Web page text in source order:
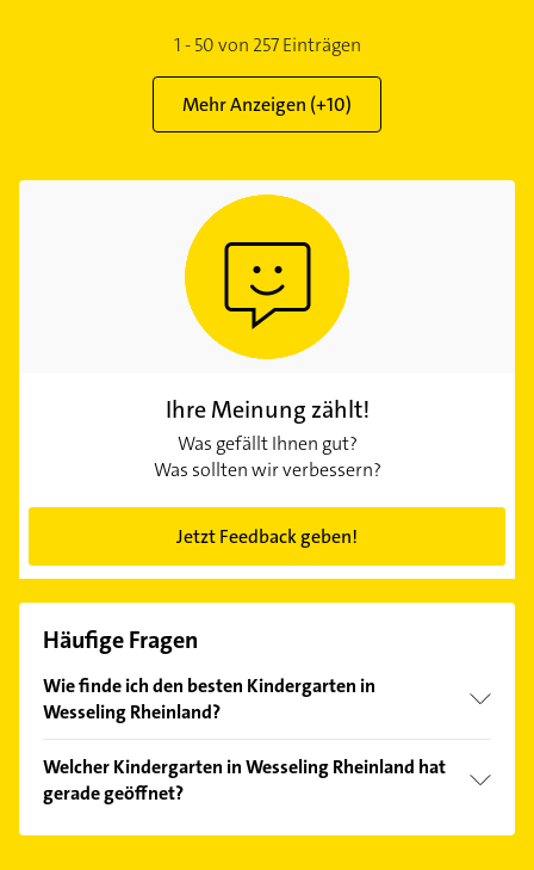
1-50von 257Einträgen
Mehr Anzeigen (+10)
Ihre Meinung zählt!
Was gefällt Ihnen gut?
Was sollten wir verbessern?
Jetzt Feedback geben!
Häufige Fragen
Wie finde ich den besten Kindergarten in
Wesseling Rheinland?
Kundenmeinungen und profitieren Sie von den
Empfehlungen. Die Suchergebnisse können Sie sich
einfach nachBewertungensortiert anzeigen lassen.
Welcher Kindergarten in Wesseling Rheinland hat
gerade geöffnet?
Im Anbieter-Bereich finden Sie alleÖffnungszeiten.